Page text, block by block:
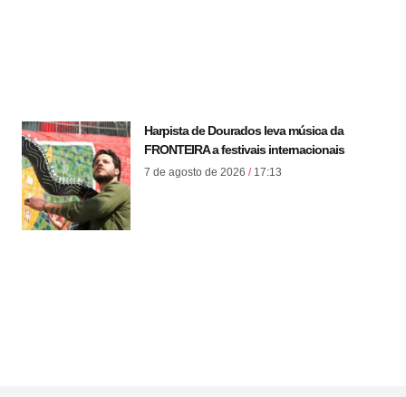
Harpista de Dourados leva música da
FRONTEIRA a festivais internacionais
7 de agosto de 2026 17:13